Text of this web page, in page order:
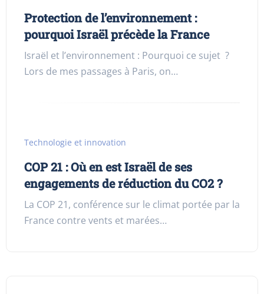
Protection de l’environnement :
pourquoi Israël précède la France
Israël et l’environnement : Pourquoi ce sujet ?
Lors de mes passages à Paris, on…
Technologie et innovation
COP 21 : Où en est Israël de ses
engagements de réduction du CO2 ?
La COP 21, conférence sur le climat portée par la
France contre vents et marées…